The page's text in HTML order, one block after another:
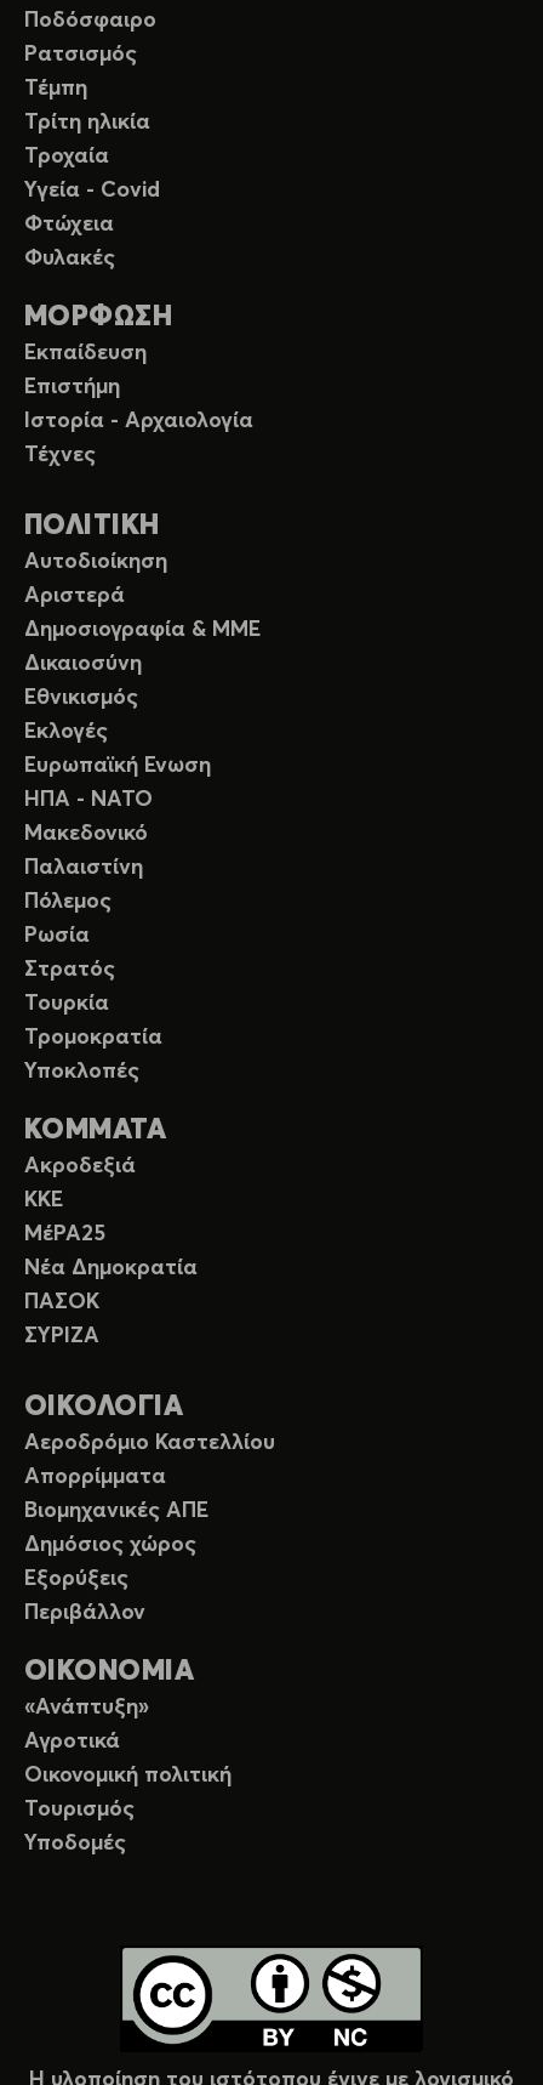
Ποδόσφαιρο
Ρατσισμός
Τέμπη
Τρίτη ηλικία
Τροχαία
Υγεία - Covid
Φτώχεια
Φυλακές
ΜΟΡΦΩΣΗ
Εκπαίδευση
Επιστήμη
Ιστορία - Αρχαιολογία
Τέχνες
ΠΟΛΙΤΙΚΗ
Αυτοδιοίκηση
Αριστερά
Δημοσιογραφία & ΜΜΕ
Δικαιοσύνη
Εθνικισμός
Εκλογές
Ευρωπαϊκή Ενωση
ΗΠΑ - ΝΑΤΟ
Μακεδονικό
Παλαιστίνη
Πόλεμος
Ρωσία
Στρατός
Τουρκία
Τρομοκρατία
Υποκλοπές
ΚΟΜΜΑΤΑ
Ακροδεξιά
ΚΚΕ
ΜέΡΑ25
Νέα Δημοκρατία
ΠΑΣΟΚ
ΣΥΡΙΖΑ
ΟΙΚΟΛΟΓΙΑ
Αεροδρόμιο Καστελλίου
Απορρίμματα
Βιομηχανικές ΑΠΕ
Δημόσιος χώρος
Εξορύξεις
Περιβάλλον
ΟΙΚΟΝΟΜΙΑ
«Ανάπτυξη»
Αγροτικά
Οικονομική πολιτική
Τουρισμός
Υποδομές
Η υλοποίηση του ιστότοπου έγινε με λογισμικό